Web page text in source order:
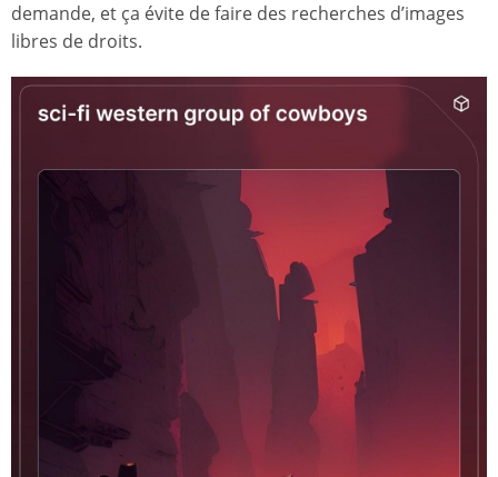
demande, et ça évite de faire des recherches d’images
libres de droits.